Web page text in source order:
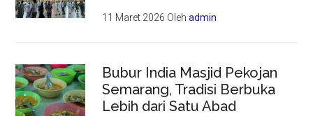
11 Maret 2026 Olehadmin
Bubur India Masjid Pekojan
Semarang, Tradisi Berbuka
Lebih dari Satu Abad